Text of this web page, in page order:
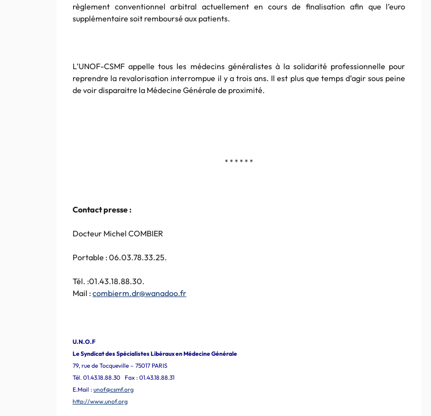
règlement conventionnel arbitral actuellement en cours de finalisation afin que l’euro
supplémentaire soit remboursé aux patients.
L’UNOF-CSMF appelle tous les médecins généralistes à la solidarité professionnelle pour
reprendre la revalorisation interrompue il y a trois ans. Il est plus que temps d’agir sous peine
de voir disparaitre la Médecine Générale de proximité.
* * * * * *
Contact presse :
Docteur Michel COMBIER
Portable : 06.03.78.33.25.
Tél. :01.43.18.88.30.
Mail :combierm.dr@wanadoo.fr
U.N.O.F
Le Syndicat des Spécialistes Libéraux en Médecine Générale
79, rue de Tocqueville – 75017 PARIS
Tél. 01.43.18.88.30 Fax : 01.43.18.88.31
E.Mail : unof@csmf.org
http://www.unof.org